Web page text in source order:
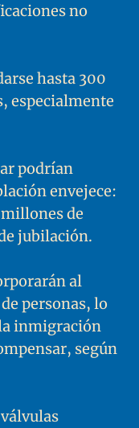
no
hasta 300
especialmente
podrían
envejece:
de
jubilación.
al
personas, lo
inmigración
según